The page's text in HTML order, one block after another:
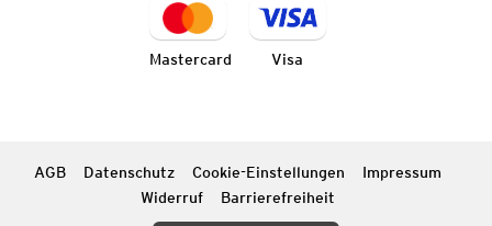
Mastercard Visa
AGB Datenschutz Cookie-Einstellungen
Impressum
Widerruf
Barrierefreiheit